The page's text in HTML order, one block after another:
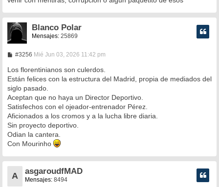
Blanco Polar
Mensajes: 25869
#3256M
n
s
a
j
Mié Jun 03, 2026 11:42 pm
Los florentinianos son culerdos.
Están felices con la estructura del Madrid, propia de mediados del
siglo pasado.
Aceptan que no haya un Director Deportivo.
Satisfechos con el ojeador-entrenador Pérez.
Aficionados a los cromos y a la lucha libre diaria.
Sin proyecto deportivo.
Odian la cantera.
Con Mourinho
A
asgaroudfMAD
Mensajes: 8494